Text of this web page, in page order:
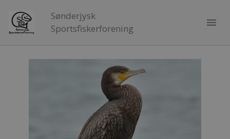
Sønderjysk
Sportsfiskerforening
menu